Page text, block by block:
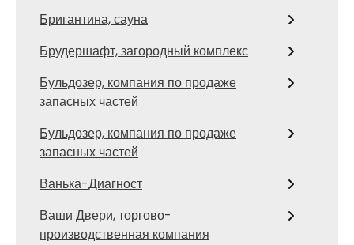
Бригантина, сауна
Брудершафт, загородный комплекс
Бульдозер, компания по продаже
запасных частей
Бульдозер, компания по продаже
запасных частей
Ванька-Диагност
Ваши Двери, торгово-
производственная компания